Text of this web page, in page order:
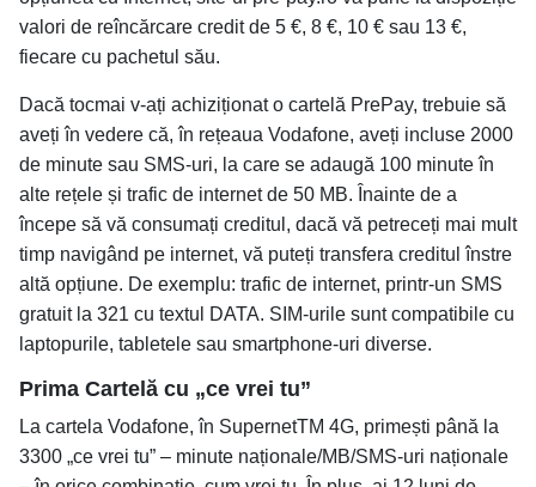
valori de reîncărcare credit de 5 €, 8 €, 10 € sau 13 €,
fiecare cu pachetul său.
Dacă tocmai v-ați achiziționat o cartelă PrePay, trebuie să
aveți în vedere că, în rețeaua Vodafone, aveți incluse 2000
de minute sau SMS-uri, la care se adaugă 100 minute în
alte rețele și trafic de internet de 50 MB. Înainte de a
începe să vă consumați creditul, dacă vă petreceți mai mult
timp navigând pe internet, vă puteți transfera creditul înstre
altă opțiune. De exemplu: trafic de internet, printr-un SMS
gratuit la 321 cu textul DATA. SIM-urile sunt compatibile cu
laptopurile, tabletele sau smartphone-uri diverse.
Prima Cartelă cu „ce vrei tu”
La cartela Vodafone, în SupernetTM 4G, primești până la
3300 „ce vrei tu” – minute naționale/MB/SMS-uri naționale